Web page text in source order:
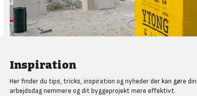
Inspiration
Her finder du tips, tricks, inspiration og nyheder der kan gøre din
arbejdsdag nemmere og dit byggeprojekt mere effektivt.